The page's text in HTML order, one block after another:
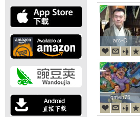
arc-O
arc-O
gmen75
gmen75